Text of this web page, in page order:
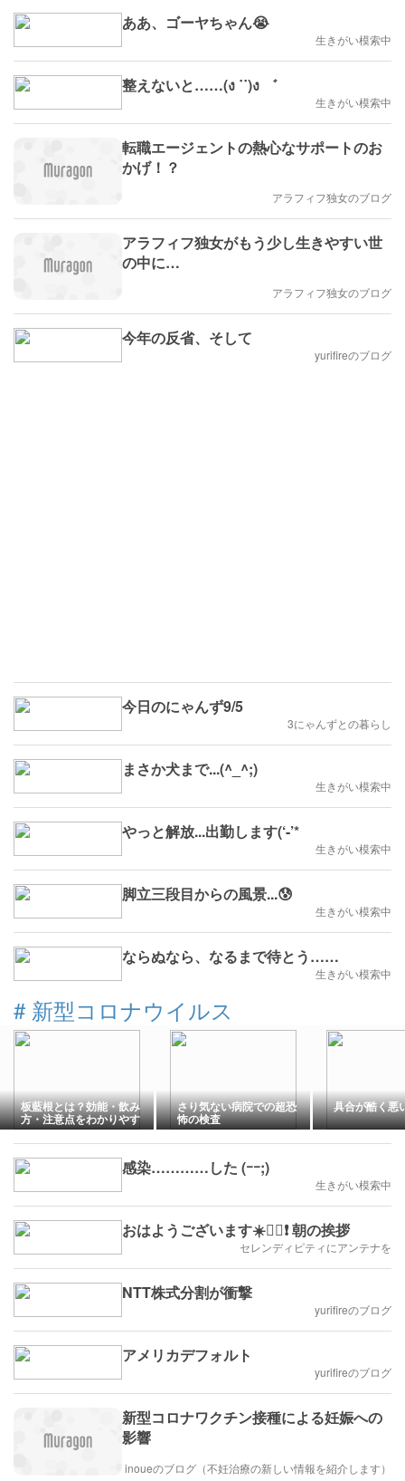
ああ、ゴーヤちゃん😭
生きがい模索中
整えないと……(ง ˙˙)ง ゛
生きがい模索中
転職エージェントの熱心なサポートのお
かげ！？
アラフィフ独女のブログ
アラフィフ独女がもう少し生きやすい世
の中に…
アラフィフ独女のブログ
今年の反省、そして
yurifireのブログ
今日のにゃんず9/5
3にゃんずとの暮らし
まさか犬まで...(^_^;)
生きがい模索中
やっと解放...出勤します(‘-’*ゞ
生きがい模索中
脚立三段目からの風景...😰
生きがい模索中
ならぬなら、なるまで待とう……
生きがい模索中
# 新型コロナウイルス
板藍根とは？効能・飲み
方・注意点をわかりやす
く解説｜のどの違和感が
気になる方へ
さり気ない病院での超恐
怖の検査
具合が酷く悪
感染…………した (ｰｰ;)
生きがい模索中
おはようございます☀️🙋‍♀️❗ 朝の挨拶
セレンディピティにアンテナを
NTT株式分割が衝撃
yurifireのブログ
アメリカデフォルト
yurifireのブログ
新型コロナワクチン接種による妊娠への
影響
inoueのブログ（不妊治療の新しい情報を紹介します）